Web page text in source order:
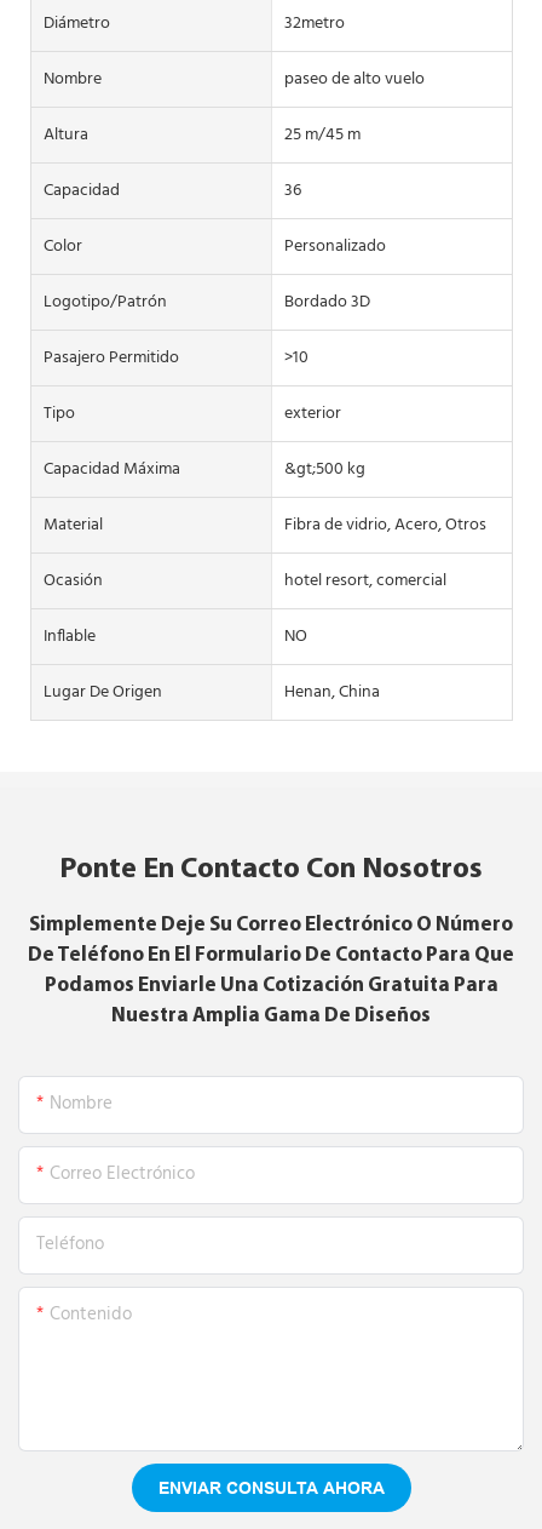
Diámetro
32metro
Nombre
paseo de alto vuelo
Altura
25 m/45 m
Capacidad
36
Color
Personalizado
Logotipo/patrón
Bordado 3D
Pasajero Permitido
>10
Tipo
exterior
Capacidad Máxima
&gt;500 kg
Material
Fibra de vidrio, Acero, Otros
Ocasión
hotel resort, comercial
Inflable
NO
Lugar De Origen
Henan, China
Ponte En Contacto Con Nosotros
Simplemente Deje Su Correo Electrónico O Número
De Teléfono En El Formulario De Contacto Para Que
Podamos Enviarle Una Cotización Gratuita Para
Nuestra Amplia Gama De Diseños
Nombre
Correo Electrónico
Teléfono
Contenido
ENVIAR CONSULTA AHORA